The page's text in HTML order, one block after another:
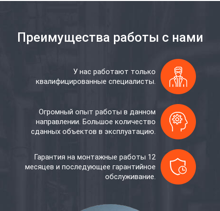
Преимущества работы с нами
У нас работают только
квалифицированные специалисты.
Огромный опыт работы в данном
направлении. Большое количество
сданных объектов в эксплуатацию.
Гарантия на монтажные работы 12
месяцев и последующее гарантийное
обслуживание.